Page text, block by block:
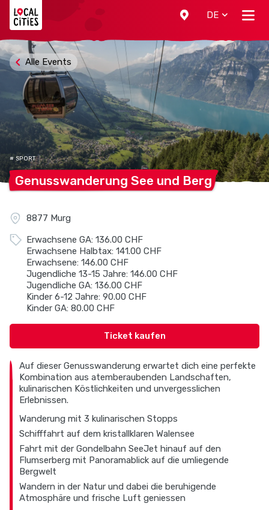
DE
Alle Events
# SPORT
Genusswanderung See und Berg
8877 Murg
Erwachsene GA: 136.00 CHF
Erwachsene Halbtax: 141.00 CHF
Erwachsene: 146.00 CHF
Jugendliche 13-15 Jahre: 146.00 CHF
Jugendliche GA: 136.00 CHF
Kinder 6-12 Jahre: 90.00 CHF
Kinder GA: 80.00 CHF
Ticket kaufen
Auf dieser Genusswanderung erwartet dich eine perfekte
Kombination aus atemberaubenden Landschaften,
kulinarischen Köstlichkeiten und unvergesslichen
Erlebnissen.
Wanderung mit 3 kulinarischen Stopps
Schifffahrt auf dem kristallklaren Walensee
Fahrt mit der Gondelbahn SeeJet hinauf auf den
Flumserberg mit Panoramablick auf die umliegende
Bergwelt
Wandern in der Natur und dabei die beruhigende
Atmosphäre und frische Luft geniessen